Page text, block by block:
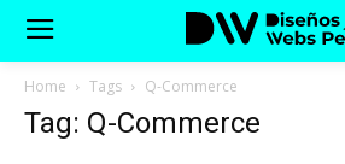
Home Tags Q-Commerce
Tag: Q-Commerce